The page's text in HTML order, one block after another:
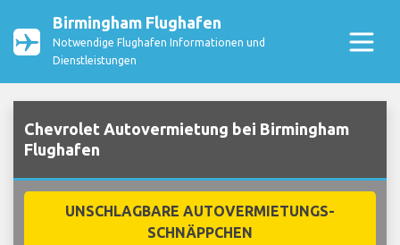
Birmingham Flughafen
Notwendige Flughafen Informationen und
Dienstleistungen
Chevrolet Autovermietung bei Birmingham
Flughafen
UNSCHLAGBARE AUTOVERMIETUNGS-
SCHNÄPPCHEN